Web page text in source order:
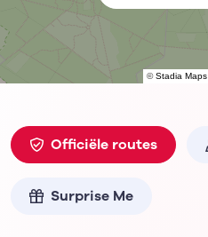
©Stadia Maps
Officiële routes
Surprise Me